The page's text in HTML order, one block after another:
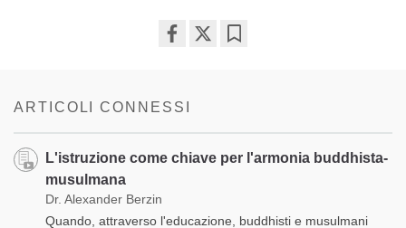
ARTICOLI CONNESSI
L'istruzione come chiave per l'armonia buddhista-
musulmana
Dr. Alexander Berzin
Quando, attraverso l'educazione, buddhisti e musulmani